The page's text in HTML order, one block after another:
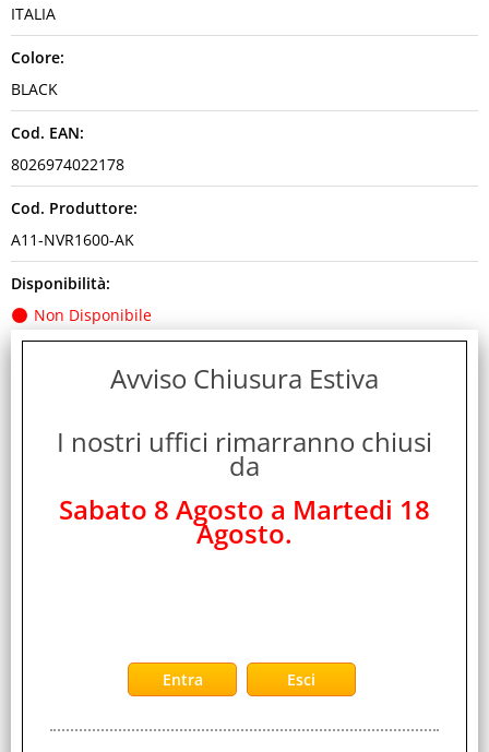
ITALIA
Colore:
BLACK
Cod. EAN:
8026974022178
Cod. Produttore:
A11-NVR1600-AK
Disponibilità:
Non Disponibile
Avviso Chiusura Estiva
I nostri uffici rimarranno chiusi
da
Sabato 8 Agosto a Martedi 18
Agosto.